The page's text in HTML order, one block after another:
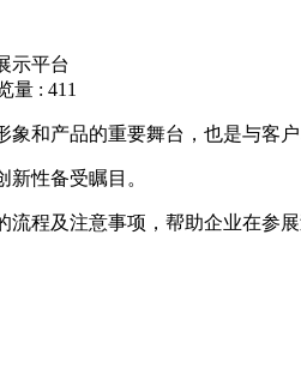
示平台
量 : 411
和产品的重要舞台，也是与客
新性备受瞩目。
流程及注意事项，帮助企业在参展